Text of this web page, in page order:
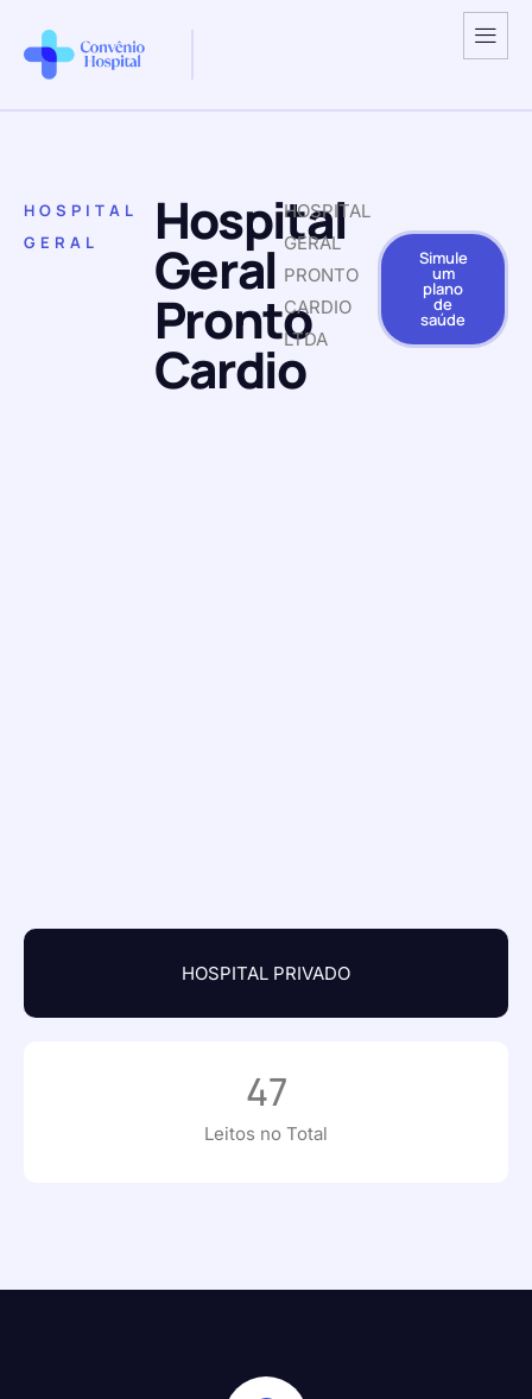
HOSPITAL
GERAL
Hospital
Geral
Pronto
Cardio
HOSPITAL
GERAL
PRONTO
CARDIO
LTDA
Simule
um
plano
de
saúde
HOSPITAL PRIVADO
Leitos no Total
47